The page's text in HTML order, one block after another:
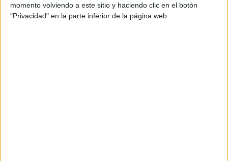
momento volviendo a este sitio y haciendo clic en el botón
"Privacidad" en la parte inferior de la página web.
Fanatiz (Ver en directo)